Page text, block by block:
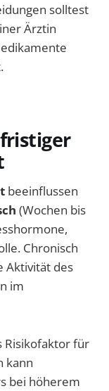
solltest
Ärztin
beeinflussen
(Wochen bis
Chronisch
Aktivität des
im
Risikofaktor für
kann
bei höherem